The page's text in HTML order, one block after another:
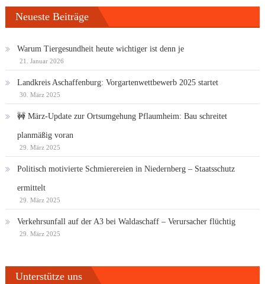
Neueste Beiträge
Warum Tiergesundheit heute wichtiger ist denn je
21. Januar 2026
Landkreis Aschaffenburg: Vorgartenwettbewerb 2025 startet
30. März 2025
🚧 März-Update zur Ortsumgehung Pflaumheim: Bau schreitet
planmäßig voran
29. März 2025
Politisch motivierte Schmierereien in Niedernberg – Staatsschutz
ermittelt
29. März 2025
Verkehrsunfall auf der A3 bei Waldaschaff – Verursacher flüchtig
29. März 2025
Unterstütze uns